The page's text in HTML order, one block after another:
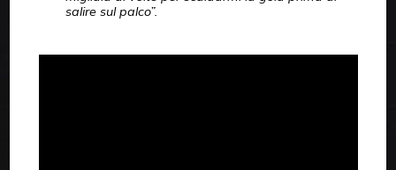
salire sul palco”.